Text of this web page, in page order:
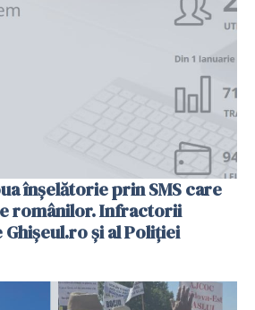
înșelătorie prin SMS care
românilor. Infractorii
și al Poliției